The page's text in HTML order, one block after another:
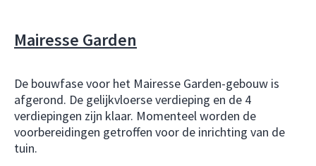
Mairesse Garden
De bouwfase voor het Mairesse Garden-gebouw is
afgerond. De gelijkvloerse verdieping en de 4
verdiepingen zijn klaar. Momenteel worden de
voorbereidingen getroffen voor de inrichting van de
tuin.